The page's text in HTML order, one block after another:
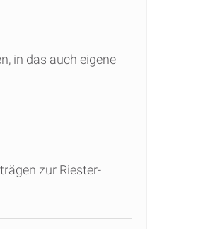
in das auch eigene
zur Riester-